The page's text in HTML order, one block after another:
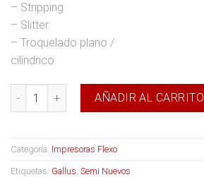
– Stripping
– Slitter
– Troquelado plano /
cilíndrico
Gallus - Arsoma cantidadAÑADIR AL CARRITO
Categoría: Impresoras Flexo
Etiquetas: Gallus, Semi Nuevos